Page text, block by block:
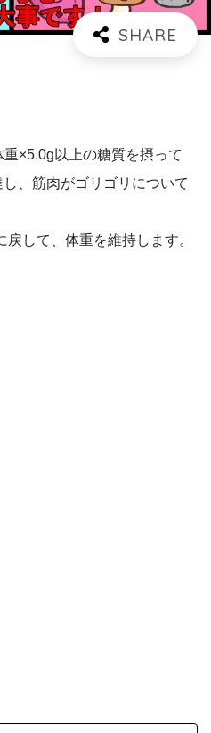
×5.0g以上の糖質を摂って
、筋肉がゴリゴリについて
して、体重を維持します。